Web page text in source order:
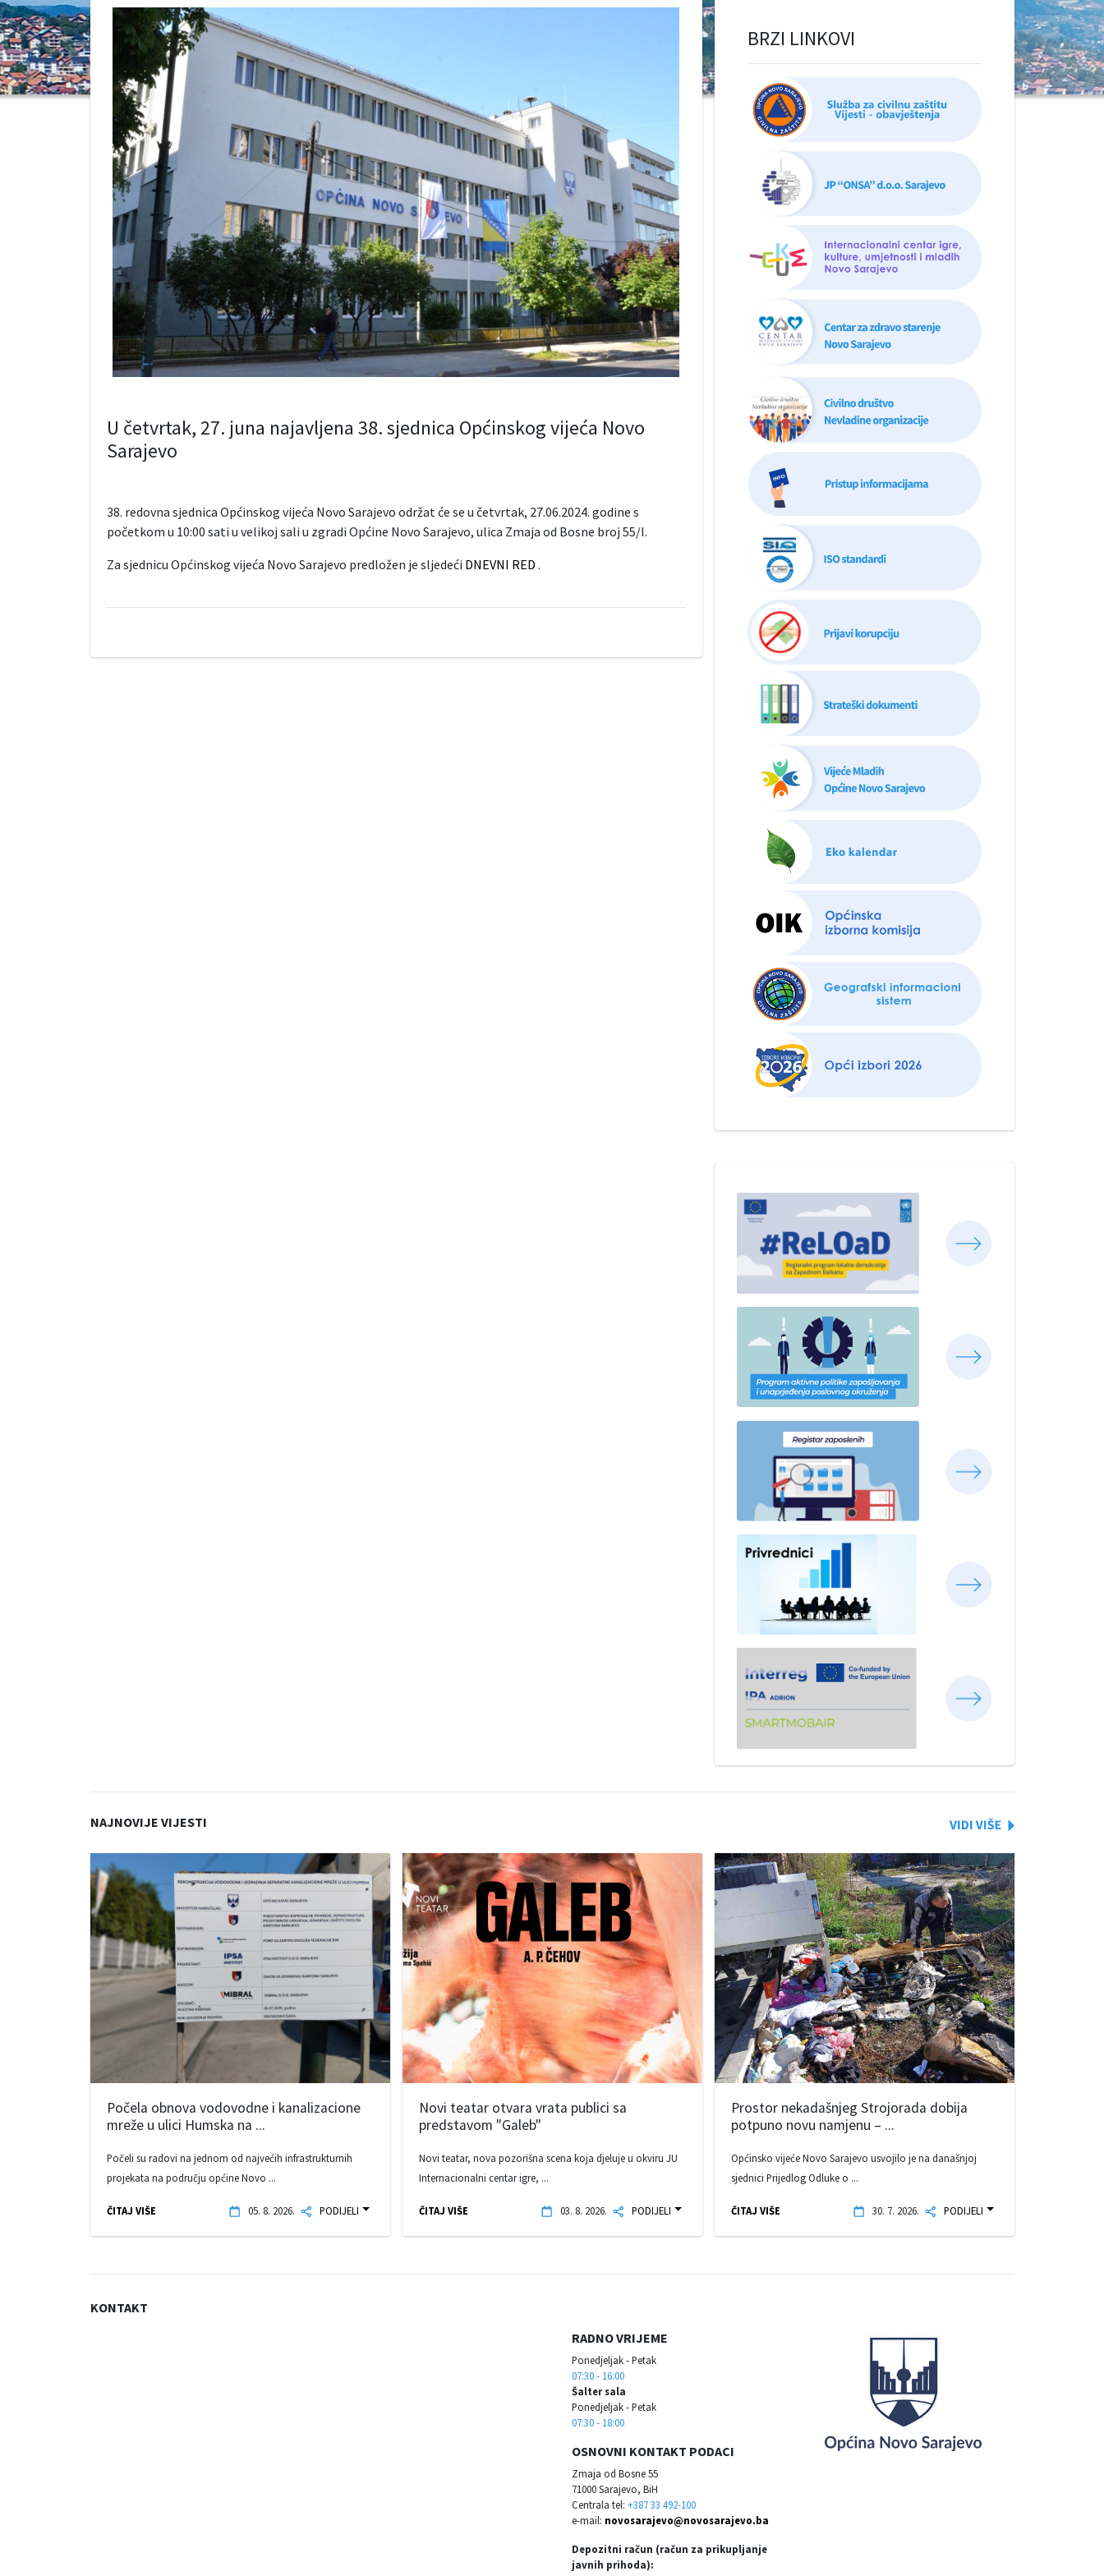
U četvrtak, 27. juna najavljena 38. sjednica Općinskog vijeća Novo
Sarajevo
38. redovna sjednica Općinskog vijeća Novo Sarajevo održat će se u četvrtak, 27.06.2024. godine s
početkom u 10:00 sati u velikoj sali u zgradi Općine Novo Sarajevo, ulica Zmaja od Bosne broj 55/I.
Za sjednicu Općinskog vijeća Novo Sarajevo predložen je sljedeći DNEVNI RED .
BRZI LINKOVI
NAJNOVIJE VIJESTI
Počela obnova vodovodne i kanalizacione
mreže u ulici Humska na ...
Počeli su radovi na jednom od najvećih infrastrukturnih
projekata na području općine Novo ...
ČITAJ VIŠE 05. 8. 2026. PODIJELI
Novi teatar otvara vrata publici sa
predstavom "Galeb"
Novi teatar, nova pozorišna scena koja djeluje u okviru JU
Internacionalni centar igre, ...
ČITAJ VIŠE 03. 8. 2026. PODIJELI
Prostor nekadašnjeg Strojorada dobija
potpuno novu namjenu – ...
Općinsko vijeće Novo Sarajevo usvojilo je na današnjoj
sjednici Prijedlog Odluke o ...
ČITAJ VIŠE 30. 7. 2026. PODIJELI
KONTAKT
RADNO VRIJEME
Ponedjeljak - Petak
07:30 - 16:00
Šalter sala
Ponedjeljak - Petak
07:30 - 18:00
OSNOVNI KONTAKT PODACI
Zmaja od Bosne 55
71000 Sarajevo, BiH
Centrala tel: +387 33 492-100
e-mail: novosarajevo@novosarajevo.ba
Depozitni račun (račun za prikupljanje
javnih prihoda):